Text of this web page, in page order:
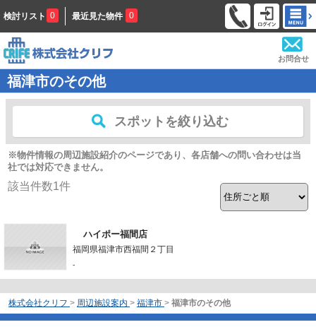
検討リスト 0 最近見た物件 0
お問合せ
福津市のその他
スポットを絞り込む
※物件情報の周辺施設紹介のページであり、各店舗への問い合わせは当
社では対応できません。
該当件数1件
ハイポー福間店
福岡県福津市西福間２丁目
-
株式会社クリフ > 周辺施設案内 > 福津市 > 福津市のその他